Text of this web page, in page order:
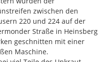
zwischen den
220 und 224 auf der
Straße in Heinsberg
geschnitten mit einer
Maschine.